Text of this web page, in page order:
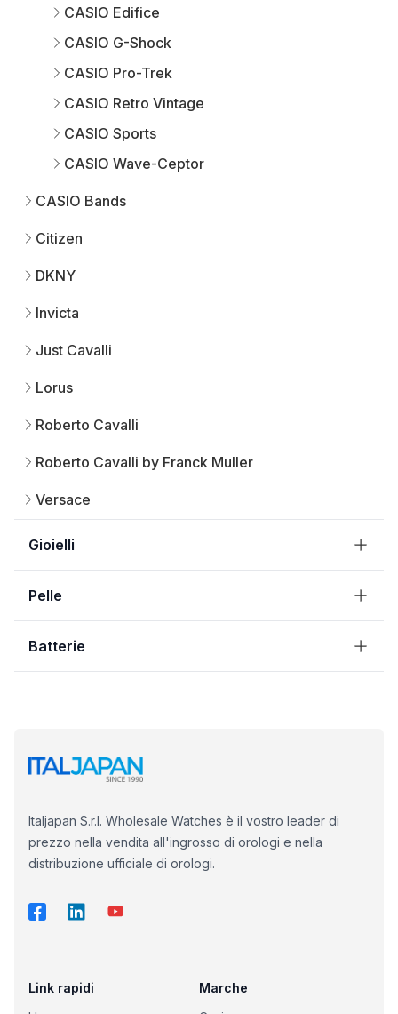
CASIO Edifice
CASIO G-Shock
CASIO Pro-Trek
CASIO Retro Vintage
CASIO Sports
CASIO Wave-Ceptor
CASIO Bands
Citizen
DKNY
Invicta
Just Cavalli
Lorus
Roberto Cavalli
Roberto Cavalli by Franck Muller
Versace
Gioielli
Pelle
Batterie
Italjapan S.r.l. Wholesale Watches è il vostro leader di
prezzo nella vendita all'ingrosso di orologi e nella
distribuzione ufficiale di orologi.
Link rapidi
Marche